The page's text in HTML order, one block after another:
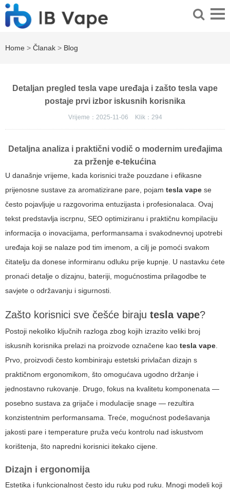
Home > Članak > Blog
Detaljan pregled tesla vape uređaja i zašto tesla vape
postaje prvi izbor iskusnih korisnika
Vrijeme：2025-11-06 Klik： 294
Detaljna analiza i praktični vodič o modernim uređajima
za prženje e-tekućina
U današnje vrijeme, kada korisnici traže pouzdane i efikasne
prijenosne sustave za aromatizirane pare, pojam tesla vape se
često pojavljuje u razgovorima entuzijasta i profesionalaca. Ovaj
tekst predstavlja iscrpnu, SEO optimiziranu i praktičnu kompilaciju
informacija o inovacijama, performansama i svakodnevnoj upotrebi
uređaja koji se nalaze pod tim imenom, a cilj je pomoći svakom
čitatelju da donese informiranu odluku prije kupnje. U nastavku ćete
pronaći detalje o dizajnu, bateriji, mogućnostima prilagodbe te
savjete o održavanju i sigurnosti.
Zašto korisnici sve češće biraju tesla vape?
Postoji nekoliko ključnih razloga zbog kojih izrazito veliki broj
iskusnih korisnika prelazi na proizvode označene kao tesla vape.
Prvo, proizvodi često kombiniraju estetski privlačan dizajn s
praktičnom ergonomikom, što omogućava ugodno držanje i
jednostavno rukovanje. Drugo, fokus na kvalitetu komponenata —
posebno sustava za grijače i modulacije snage — rezultira
konzistentnim performansama. Treće, mogućnost podešavanja
jakosti pare i temperature pruža veću kontrolu nad iskustvom
korištenja, što napredni korisnici itekako cijene.
Dizajn i ergonomija
Estetika i funkcionalnost često idu ruku pod ruku. Mnogi modeli koji